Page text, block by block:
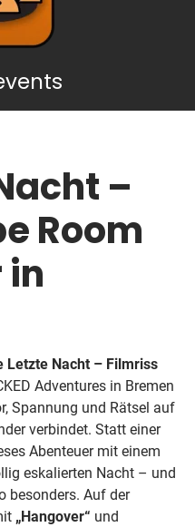
–
Room
in
Letzte Nacht – Filmriss
Adventures in Bremen
Spannung und Rätsel auf
verbindet. Statt einer
Abenteuer mit einem
eskalierten Nacht – und
besonders. Auf der
„Hangover“ und